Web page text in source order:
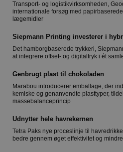
Transport- og logistikvirksomheden,
internationale forsøg med
lægemidler
Siepmann Printing investerer i
Det hamborgbaserede trykkeri,
at integrere offset- og digitaltryk i ét
Genbrugt plast til chokoladen
Marabou introducerer emballage, der
kemiske og genanvendte plasttyper,
massebalanceprincip
Udnytter hele havrekernen
Tetra Paks nye proceslinje til
bedre gennem øget effektivitet og